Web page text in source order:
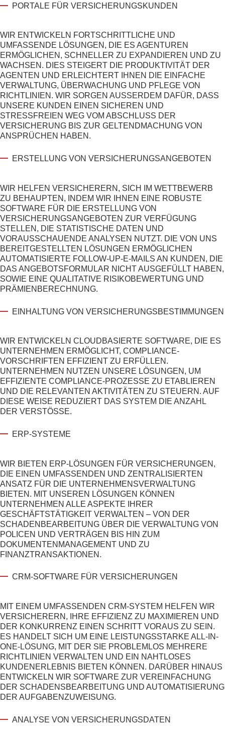
PORTALE FÜR VERSICHERUNGSKUNDEN
WIR ENTWICKELN FORTSCHRITTLICHE UND
UMFASSENDE LÖSUNGEN, DIE ES AGENTUREN
ERMÖGLICHEN, SCHNELLER ZU EXPANDIEREN UND ZU
WACHSEN. DIES STEIGERT DIE PRODUKTIVITÄT DER
AGENTEN UND ERLEICHTERT IHNEN DIE EINFACHE
VERWALTUNG, ÜBERWACHUNG UND PFLEGE VON
RICHTLINIEN. WIR SORGEN AUSSERDEM DAFÜR, DASS U
NSERE KUNDEN EINEN SICHEREN UND S
TRESSFREIEN WEG VOM ABSCHLUSS DER V
ERSICHERUNG BIS ZUR GELTENDMACHUNG VON A
NSPRÜCHEN HABEN.
ERSTELLUNG VON VERSICHERUNGSANGEBOTEN
WIR HELFEN VERSICHERERN, SICH IM WETTBEWERB
ZU BEHAUPTEN, INDEM WIR IHNEN EINE ROBUSTE
SOFTWARE FÜR DIE ERSTELLUNG VON
VERSICHERUNGSANGEBOTEN ZUR VERFÜGUNG
STELLEN, DIE STATISTISCHE DATEN UND
VORAUSSCHAUENDE ANALYSEN NUTZT. DIE VON UNS
BEREITGESTELLTEN LÖSUNGEN ERMÖGLICHEN
AUTOMATISIERTE FOLLOW-UP-E-MAILS AN KUNDEN, DIE
DAS ANGEBOTSFORMULAR NICHT AUSGEFÜLLT HABEN,
SOWIE EINE QUALITATIVE RISIKOBEWERTUNG UND
PRÄMIENBERECHNUNG.
EINHALTUNG VON VERSICHERUNGSBESTIMMUNGEN
WIR ENTWICKELN CLOUDBASIERTE SOFTWARE, DIE ES
UNTERNEHMEN ERMÖGLICHT, COMPLIANCE-
VORSCHRIFTEN EFFIZIENT ZU ERFÜLLEN.
UNTERNEHMEN NUTZEN UNSERE LÖSUNGEN, UM
EFFIZIENTE COMPLIANCE-PROZESSE ZU ETABLIEREN
UND DIE RELEVANTEN AKTIVITÄTEN ZU STEUERN. AUF
DIESE WEISE REDUZIERT DAS SYSTEM DIE ANZAHL
DER VERSTÖSSE.
ERP-SYSTEME
WIR BIETEN ERP-LÖSUNGEN FÜR VERSICHERUNGEN,
DIE EINEN UMFASSENDEN UND ZENTRALISIERTEN
ANSATZ FÜR DIE UNTERNEHMENSVERWALTUNG
BIETEN. MIT UNSEREN LÖSUNGEN KÖNNEN
UNTERNEHMEN ALLE ASPEKTE IHRER
GESCHÄFTSTÄTIGKEIT VERWALTEN – VON DER
SCHADENBEARBEITUNG ÜBER DIE VERWALTUNG VON
POLICEN UND VERTRÄGEN BIS HIN ZUM
DOKUMENTENMANAGEMENT UND ZU
FINANZTRANSAKTIONEN.
CRM-SOFTWARE FÜR VERSICHERUNGEN
MIT EINEM UMFASSENDEN CRM-SYSTEM HELFEN WIR
VERSICHERERN, IHRE EFFIZIENZ ZU MAXIMIEREN UND
DER KONKURRENZ EINEN SCHRITT VORAUS ZU SEIN.
ES HANDELT SICH UM EINE LEISTUNGSSTARKE ALL-IN-
ONE-LÖSUNG, MIT DER SIE PROBLEMLOS MEHRERE
RICHTLINIEN VERWALTEN UND EIN NAHTLOSES
KUNDENERLEBNIS BIETEN KÖNNEN. DARÜBER HINAUS
ENTWICKELN WIR SOFTWARE ZUR VEREINFACHUNG
DER SCHADENSBEARBEITUNG UND AUTOMATISIERUNG
DER AUFGABENZUWEISUNG.
ANALYSE VON VERSICHERUNGSDATEN